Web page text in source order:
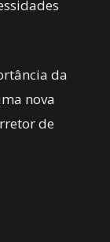
da
nova
de